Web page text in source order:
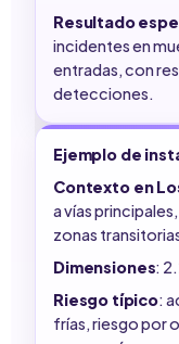
Resultado
incidentes en
entradas, con
detecciones.
Ejemplo de
Contexto en
a vías
zonas
Dimensiones:
Riesgo típico:
frías, riesgo por